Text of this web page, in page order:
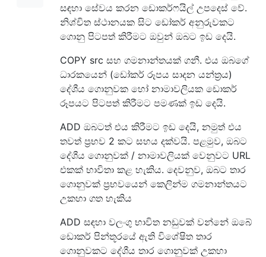
සඳහා සේවය කරන ඩොකර්ෆයිල් උපදෙස් වේ.
නිශ්චිත ස්ථානයක සිට ඩෝකර් අනුරුවකට
ගොනු පිටපත් කිරීමට ඔවුන් ඔබට ඉඩ දෙයි.
COPY src සහ ගමනාන්තයක් ගනී. එය ඔබගේ
ධාරකයෙන් (ඩෝකර් රූපය සාදන යන්ත්‍රය)
දේශීය ගොනුවක හෝ නාමාවලියක ඩොකර්
රූපයට පිටපත් කිරීමට පමණක් ඉඩ දෙයි.
ADD ඔබටත් එය කිරීමට ඉඩ දෙයි, නමුත් එය
තවත් ප්‍රභව 2 කට සහය දක්වයි. පළමුව, ඔබට
දේශීය ගොනුවක් / නාමාවලියක් වෙනුවට URL
එකක් භාවිතා කළ හැකිය. දෙවනුව, ඔබට තාර
ගොනුවක් ප්‍රභවයෙන් කෙලින්ම ගමනාන්තයට
උකහා ගත හැකිය
ADD සඳහා වලංගු භාවිත නඩුවක් වන්නේ ඔබේ
ඩොකර් පින්තූරයේ ඇති විශේෂිත තාර
ගොනුවකට දේශීය තාර ගොනුවක් උකහා